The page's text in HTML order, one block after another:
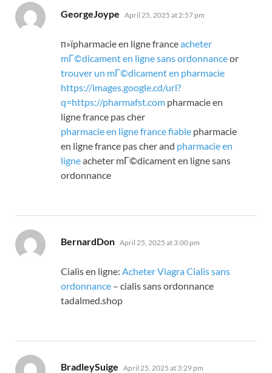
GeorgeJoype says:
April 25, 2025 at 2:57 pm
п»їpharmacie en ligne franceacheter
mГ©dicament en ligne sans ordonnanceor
trouver un mГ©dicament en pharmacie
https://images.google.cd/url?
q=https://pharmafst.com pharmacie en
ligne france pas cher
pharmacie en ligne france fiable pharmacie
en ligne france pas cher and pharmacie en
ligneacheter mГ©dicament en ligne sans
ordonnance
BernardDon says:
April 25, 2025 at 3:00 pm
Cialis en ligne: Acheter Viagra Cialis sans
ordonnance – cialis sans ordonnance
tadalmed.shop
BradleySuige says:
April 25, 2025 at 3:29 pm